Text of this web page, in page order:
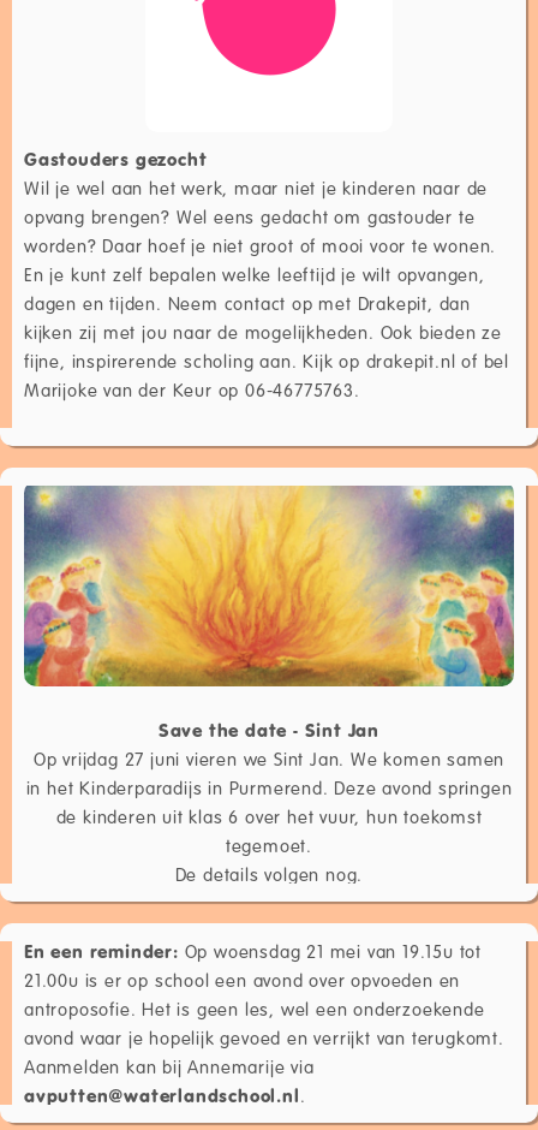
Gastouders gezocht
Wil je wel aan het werk, maar niet je kinderen naar de
opvang brengen? Wel eens gedacht om gastouder te
worden? Daar hoef je niet groot of mooi voor te wonen.
En je kunt zelf bepalen welke leeftijd je wilt opvangen,
dagen en tijden. Neem contact op met Drakepit, dan
kijken zij met jou naar de mogelijkheden. Ook bieden ze
fijne, inspirerende scholing aan. Kijk op drakepit.nl of bel
Marijoke van der Keur op 06-46775763.
Save the date - Sint Jan
Op vrijdag 27 juni vieren we Sint Jan. We komen samen
in het Kinderparadijs in Purmerend. Deze avond springen
de kinderen uit klas 6 over het vuur, hun toekomst
tegemoet.
De details volgen nog.
En een reminder: Op woensdag 21 mei van 19.15u tot
21.00u is er op school een avond over opvoeden en
antroposofie. Het is geen les, wel een onderzoekende
avond waar je hopelijk gevoed en verrijkt van terugkomt.
Aanmelden kan bij Annemarije via
avputten@waterlandschool.nl.